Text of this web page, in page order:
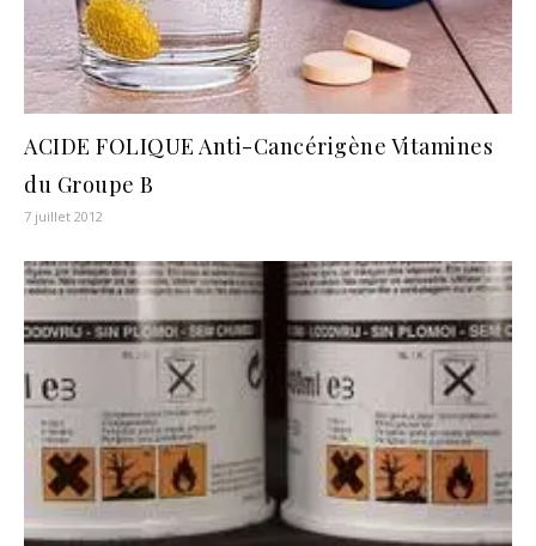
ACIDE FOLIQUE Anti-Cancérigène Vitamines
du Groupe B
7 juillet 2012